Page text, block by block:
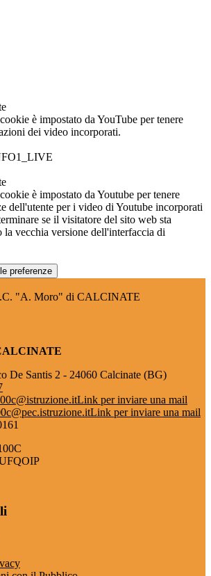
è impostato da YouTube per tenere
dei video incorporati.
è impostato da Youtube per tenere
dell'utente per i video di Youtube incorporati
se il visitatore del sito web sta
vecchia versione dell'interfaccia di
preferenze
"A. Moro" di CALCINATE
De Santis 2 - 24060 Calcinate (BG)
Link per inviare una mail
Link per inviare una mail